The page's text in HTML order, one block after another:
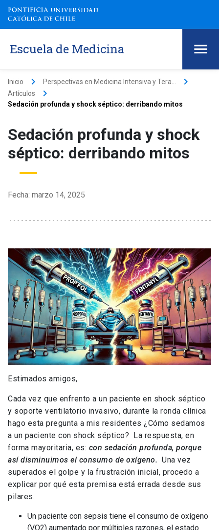
Escuela de Medicina
Inicio keyboard_arrow_right Perspectivas en Medicina Intensiva y Tera... keyboard_arrow_right
Artículos keyboard_arrow_right
Sedación profunda y shock séptico: derribando mitos
Sedación profunda y shock
séptico: derribando mitos
Fecha: marzo 14, 2025
Estimados amigos,
Cada vez que enfrento a un paciente en shock séptico
y soporte ventilatorio invasivo, durante la ronda clínica
hago esta pregunta a mis residentes ¿Cómo sedamos
a un paciente con shock séptico? La respuesta, en
forma mayoritaria, es: con sedación profunda, porque
así disminuimos el consumo de oxígeno. Una vez
superados el golpe y la frustración inicial, procedo a
explicar por qué esta premisa está errada desde sus
pilares.
Un paciente con sepsis tiene el consumo de oxígeno
(VO2) aumentado por múltiples razones, el estado